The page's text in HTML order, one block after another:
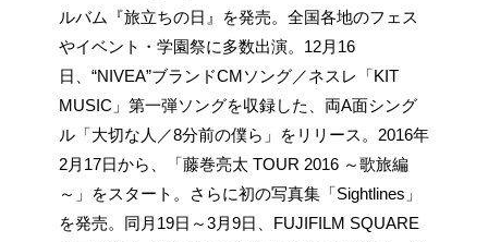
ルバム『旅立ちの日』を発売。全国各地のフェス
やイベント・学園祭に多数出演。12月16
日、“NIVEA”ブランドCMソング／ネスレ「KIT
MUSIC」第一弾ソングを収録した、両A面シング
ル「大切な人／8分前の僕ら」をリリース。2016年
2月17日から、「藤巻亮太 TOUR 2016 ～歌旅編
～」をスタート。さらに初の写真集「Sightlines」
を発売。同月19日～3月9日、FUJIFILM SQUARE